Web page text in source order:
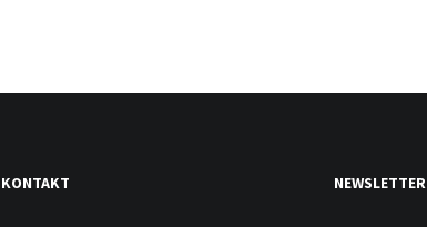
KONTAKT NEWSLETTER